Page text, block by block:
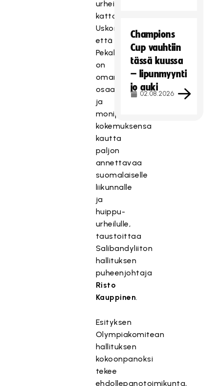
urheilun
kattojärjestössä.
Uskon,
että
Pekalla
on
oman
osaamisensa
ja
monipuolisen
kokemuksensa
kautta
paljon
annettavaa
suomalaiselle
liikunnalle
ja
huippu-
urheilulle,
taustoittaa
Salibandyliiton
hallituksen
puheenjohtaja
Risto
Kauppinen.
Esityksen
Olympiakomitean
hallituksen
kokoonpanoksi
tekee
ehdollepanotoimikunta,
Champions
Cup vauhtiin
tässä kuussa
– lipunmyynti
jo auki
02.08.2026